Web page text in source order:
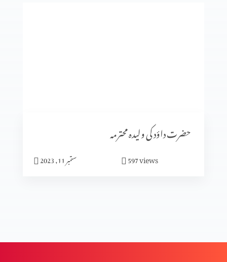
شادی کا الٰہی منصوبہ (حصہ2)
حضرت داؤد کی ولیدہ محترمہ
ستمبر 11, 2023 597views